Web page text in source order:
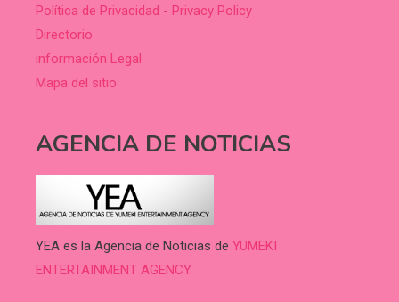
Política de Privacidad - Privacy Policy
Directorio
información Legal
Mapa del sitio
AGENCIA DE NOTICIAS
YEA es la Agencia de Noticias de YUMEKI
ENTERTAINMENT AGENCY.